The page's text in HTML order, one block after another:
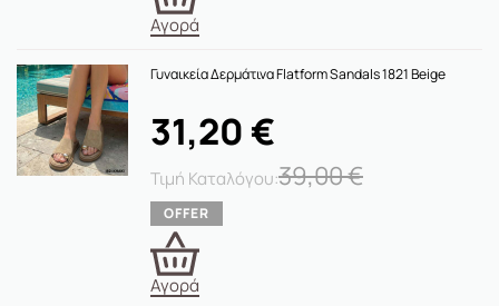
Αγορά
Γυναικεία Δερμάτινα Flatform Sandals 1821 Beige
39,00€
31,20 €
Αγορά